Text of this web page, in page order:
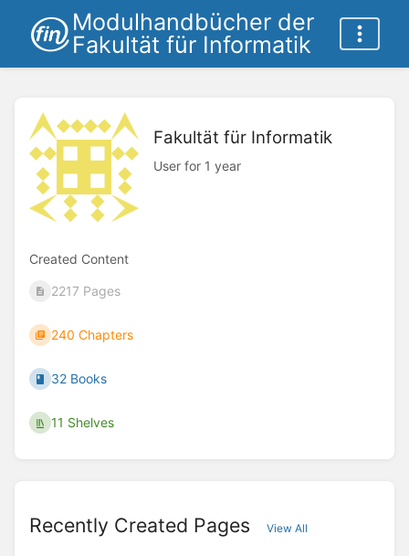
Modulhandbücher der
Fakultät für Informatik
Fakultät für Informatik
User for 1 year
Created Content
2217 Pages
240 Chapters
32 Books
11 Shelves
Recently Created Pages View All